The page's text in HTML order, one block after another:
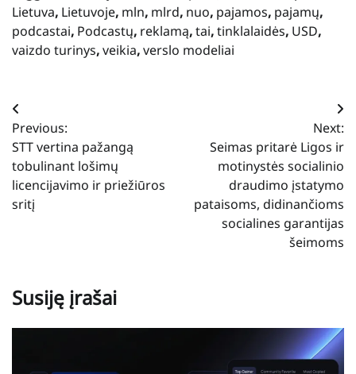
Lietuva, Lietuvoje, mln, mlrd, nuo, pajamos, pajamų,
podcastai, Podcastų, reklamą,tai,tinklalaidės, USD,
vaizdo turinys,veikia,verslo modeliai
Navigacija
tarp
įrašų
Previous:
STT vertina pažangą
tobulinant lošimų
licencijavimo ir priežiūros
sritį
Next:
Seimas pritarė Ligos ir
motinystės socialinio
draudimo įstatymo
pataisoms, didinančioms
socialines garantijas
šeimoms
Susiję įrašai